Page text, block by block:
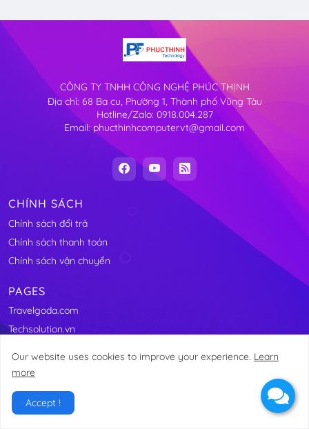
CÔNG TY TNHH CÔNG NGHỆ PHÚC THỊNH
Địa chỉ: 68 Ba cu, Phường 1, Thành phố Vũng Tàu
Hotline/Zalo: 0918.004.287
Email: phucthinhcomputervt@gmail.com
CHÍNH SÁCH
Chính sách đổi trả
Chính sách thanh toán
Chính sách vận chuyển
PAGES
Travelgoda.com
Techsolution.vn
@2011-2025 Phucthinhcomputer.com
Our website uses cookies to improve your experience. Learn
more
Accept !